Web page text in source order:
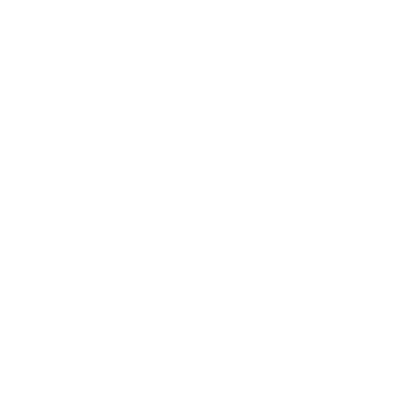
biprodukter, frukt, insekter, oljor och fetter, vegetabiliska
1.680 IE, Vitamin E 105 mg, Järn 63 mg, Koppar 4,2 mg,